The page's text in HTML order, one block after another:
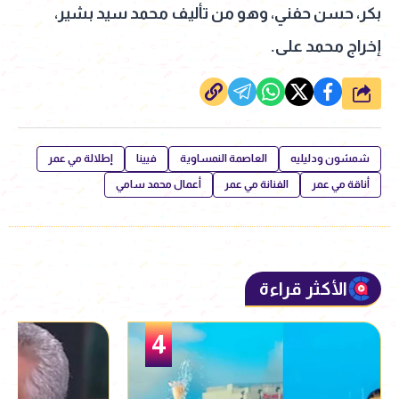
بكر، حسن حفني، وهو من تأليف محمد سيد بشير،
إخراج محمد على.
شارك
شمشون ودليليه العاصمة النمساوية فيينا إطلالة مي عمر
أناقة مي عمر الفنانة مي عمر أعمال محمد سامي
الأكثر قراءة
5